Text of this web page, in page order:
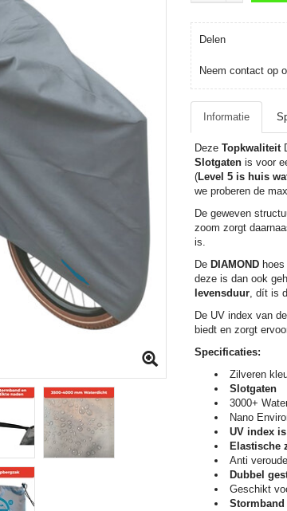
Delen
Neem contact op
Informatie
Deze Topkwaliteit
Slotgaten is voor
(Level 5 is huis
we proberen de
De geweven
zoom zorgt
is.
De DIAMOND
deze is dan ook
levensduur, dít is
De UV index van
biedt en zorgt
Specificaties:
Zilveren
Slotgaten
3000+
Nano
UV index is
E lastische
Anti
Dubbel
Geschikt
Stormband